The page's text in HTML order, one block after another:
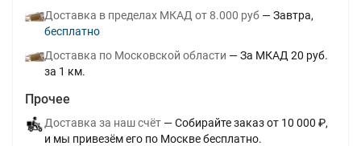
Доставка в пределах МКАД от 8.000 руб
Завтра
Бесплатно
Доставка по Московской области
За МКАД 20 руб.
за 1 км.
Прочее
Доставка за наш счёт
Собирайте заказ от 10 000 ₽,
и мы привезём его по Москве бесплатно.